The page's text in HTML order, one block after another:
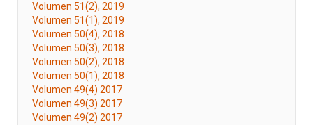
Volumen 51(2), 2019
Volumen 51(1), 2019
Volumen 50(4), 2018
Volumen 50(3), 2018
Volumen 50(2), 2018
Volumen 50(1), 2018
Volumen 49(4) 2017
Volumen 49(3) 2017
Volumen 49(2) 2017